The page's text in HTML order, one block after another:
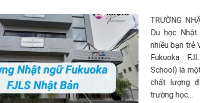
TRƯỜNG
Du học
nhiều bạn trẻ
Fukuoka
School) là
chất lượng
trường học…